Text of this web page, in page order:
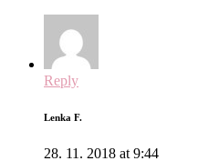
Reply
Lenka F.
28. 11. 2018 at 9:44